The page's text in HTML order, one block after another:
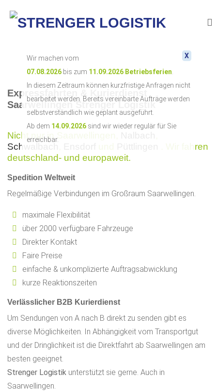
Wir machen vom
07.08.2026bis zum 11.09.2026 Betriebsferien
In diesem Zeitraum können kurzfristige Anfragen nicht
bearbeitet werden. Bereits vereinbarte Aufträge werden
selbstverständlich wie geplant ausgeführt.
Ab dem 14.09.2026sind wir wieder regulär für Sie
erreichbar.
X
Expressfahrten & Kurierdienst
Saarwellingen Strenger Logistik
Nicht nur in Saarwellingen,
Schwalbach
. Wir fahren
deutschland- und europaweit.
Spedition Weltweit
Regelmäßige Verbindungen im Großraum Saarwellingen.
maximale Flexibilität
über 2000 verfügbare Fahrzeuge
Direkter Kontakt
Faire Preise
einfache & unkomplizierte Auftragsabwicklung
kurze Reaktionszeiten
Verlässlicher B2B Kurierdienst
Um Sendungen von A nach B direkt zu senden gibt es
diverse Möglichkeiten. In Abhängigkeit vom Transportgut
und der Dringlichkeit ist die Direktfahrt ab Saarwellingen am
besten geeignet.
Strenger Logistik unterstützt sie gerne. Auch in
Saarwellingen.